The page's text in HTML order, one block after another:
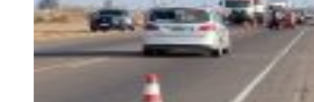
NOTICIERO 9
PROTAGONISTAS
EL NUEVE STREAMS
PROGRAMACIÓN